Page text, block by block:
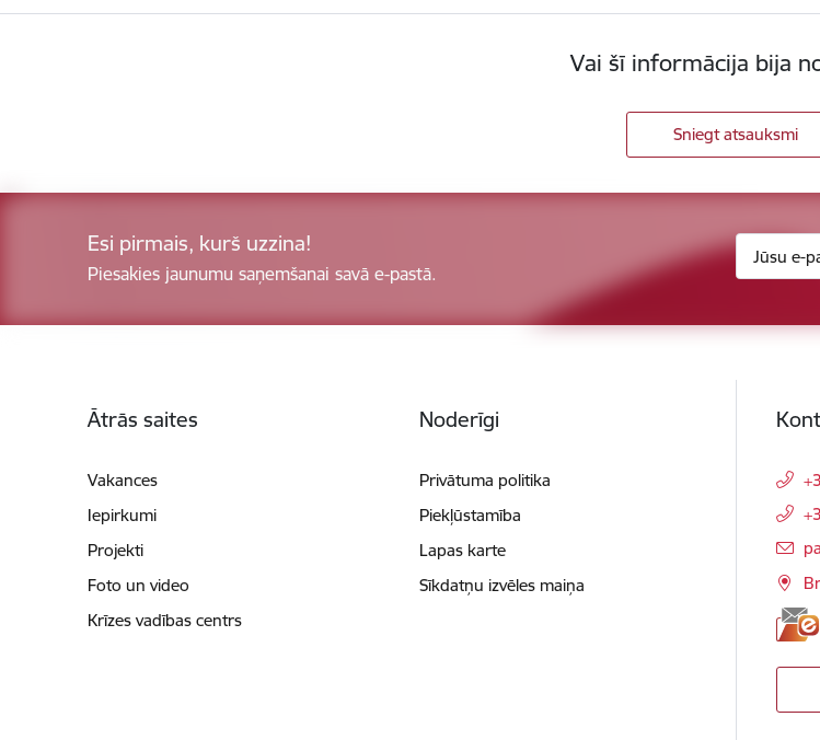
Vai šī informācija bija
Sniegt atsauksmi
Esi pirmais, kurš uzzina!
Piesakies jaunumu saņemšanai savā e-pastā.
Ātrās saites
Vakances
Iepirkumi
Projekti
Foto un video
Krīzes vadības centrs
Noderīgi
Privātuma politika
Piekļūstamība
Lapas karte
Sīkdatņu izvēles maiņa